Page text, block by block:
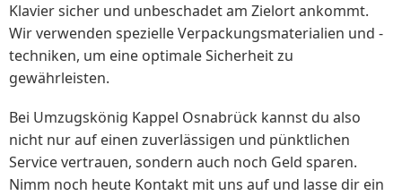
Klavier sicher und unbeschadet am Zielort ankommt.
Wir verwenden spezielle Verpackungsmaterialien und -
techniken, um eine optimale Sicherheit zu
gewährleisten.
Bei Umzugskönig Kappel Osnabrück kannst du also
nicht nur auf einen zuverlässigen und pünktlichen
Service vertrauen, sondern auch noch Geld sparen.
Nimm noch heute Kontakt mit uns auf und lasse dir ein